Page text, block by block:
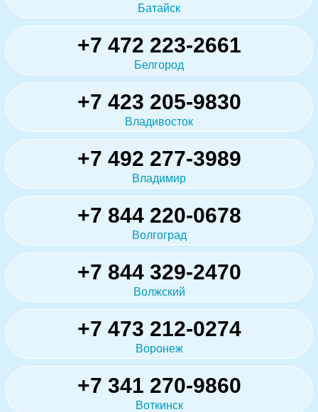
Батайск
+7 472 223-2661
Белгород
+7 423 205-9830
Владивосток
+7 492 277-3989
Владимир
+7 844 220-0678
Волгоград
+7 844 329-2470
Волжский
+7 473 212-0274
Воронеж
+7 341 270-9860
Воткинск